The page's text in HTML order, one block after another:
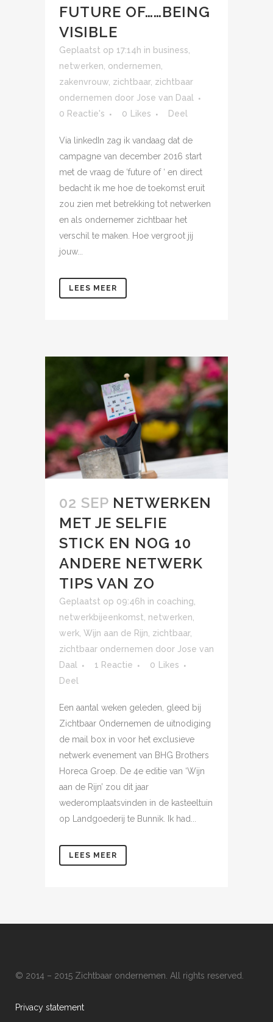
FUTURE OF……BEING
VISIBLE
Geplaatst op 17:14h in business
netwerken ondernemen
zakenvrouw zichtbaar, zichtbaar
ondernemen door Jose van Daal
0 Reactie's
0 Likes Deel
Via linkedIn zag ik vandaag dat de
campagne van december 2016 start
met de vraag de ‘future of ‘ en direct
bedacht ik me hoe de toekomst eruit
zou zien met betrekking tot netwerken
en als ondernemer zichtbaar het
verschil te maken. Hoe vergroot jij
jouw...
LEES MEER
02 SEP NETWERKEN
MET JE SELFIE
STICK EN NOG 10
ANDERE NETWERK
TIPS VAN ZO
Geplaatst op 09:46h in coaching
netwerkbijeenkomst netwerken
werk Wijn aan de Rijn zichtbaar,
zichtbaar ondernemen door Jose van
Daal
1 Reactie 0
Likes
Deel
Een aantal weken geleden, gleed bij
Zichtbaar Ondernemen de uitnodiging
de mail box in voor het exclusieve
netwerk evenement van BHG Brothers
Horeca Groep. De 4e editie van ‘Wijn
aan de Rijn’ zou dit jaar
wederomplaatsvinden in de kasteeltuin
op Landgoederij te Bunnik. Ik had...
LEES MEER
© 2014 – 2015 Zichtbaar ondernemen. All rights reserved.
Privacy statement